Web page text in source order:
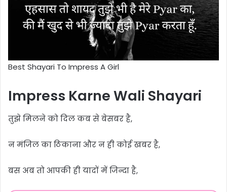
Best Shayari To Impress A Girl
Impress Karne Wali Shayari
तुझे मिलने को दिल कब से बेसबर है,
न मंजिल का ठिकाना और न ही कोई खबर है,
बस अब तो आपकी ही यादों में जिन्दा है,